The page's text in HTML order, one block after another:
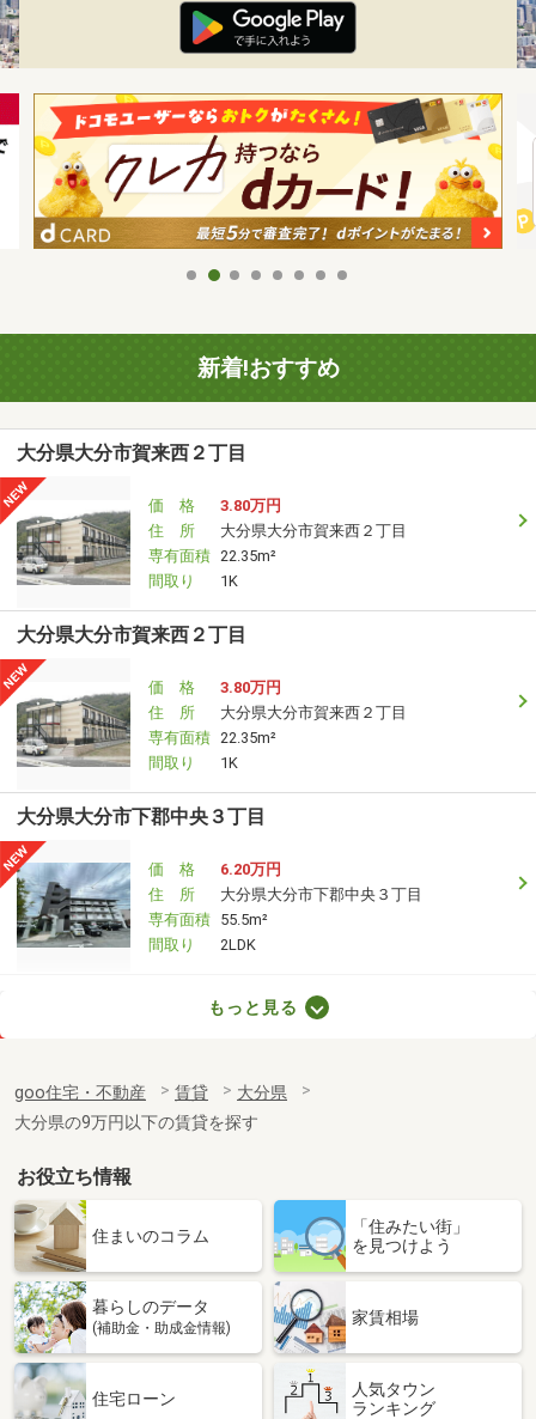
新着!おすすめ
大分県大分市賀来西２丁目
価 格
3.80万円
住 所
大分県大分市賀来西２丁目
専有面積 22.35m²
間取り
1K
大分県大分市賀来西２丁目
価 格
3.80万円
住 所
大分県大分市賀来西２丁目
専有面積 22.35m²
間取り
1K
大分県大分市下郡中央３丁目
価 格
6.20万円
住 所
大分県大分市下郡中央３丁目
専有面積 55.5m²
間取り
2LDK
大分県大分市賀来南１丁目
専有面積
29.47m²
間取り
1K
大分県大分市原新町
価 格
6.90万円
大分県大分市原新町
専有面積 66.16m²
間取り
大分県大分市賀来南２丁目
もっと見る
goo住宅・不動産 賃貸
大分県
大分県の9万円以下の賃貸を探す
お役立ち情報
住まいのコラム
「住みたい街」
を見つけよう
暮らしのデータ
(補助金・助成金情報)
家賃相場
住宅ローン
人気タウン
ランキング